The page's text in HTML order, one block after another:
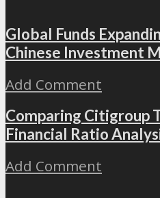
Global Funds
Chinese Investment
Add Comment
Comparing Citigroup
Financial Ratio
Add Comment